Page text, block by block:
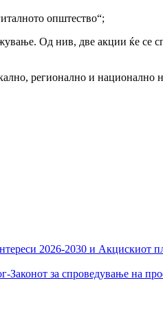
општество“;
Од нив, две акции ќе се
регионално и национално
2026-2030 и Акцискиот
за спроведување на